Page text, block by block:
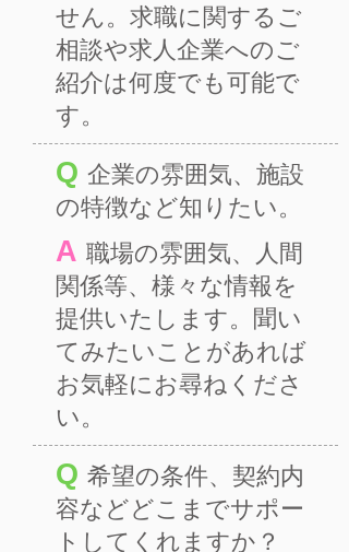
せん。求職に関するご
相談や求人企業へのご
紹介は何度でも可能で
す。
Q 企業の雰囲気、施設
の特徴など知りたい。
A 職場の雰囲気、人間
関係等、様々な情報を
提供いたします。聞い
てみたいことがあれば
お気軽にお尋ねくださ
い。
Q 希望の条件、契約内
容などどこまでサポー
トしてくれますか？